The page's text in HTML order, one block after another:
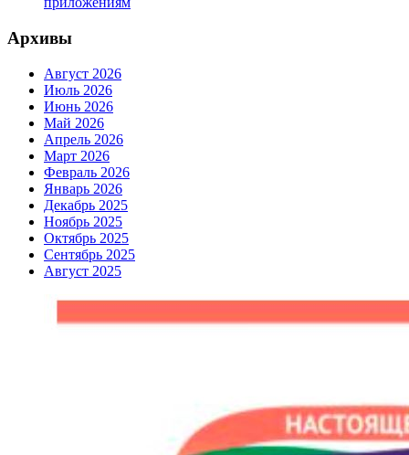
Архивы
Август 2026
Июль 2026
Июнь 2026
Май 2026
Апрель 2026
Март 2026
Февраль 2026
Январь 2026
Декабрь 2025
Ноябрь 2025
Октябрь 2025
Сентябрь 2025
Август 2025